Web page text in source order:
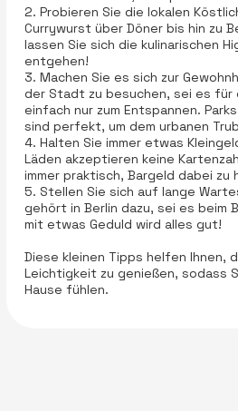
2. Probieren Sie die lokalen
Currywurst über Döner bis hin zu
lassen Sie sich die kulinarischen
entgehen!
3. Machen Sie es sich zur
der Stadt zu besuchen, sei es für
einfach nur zum Entspannen.
sind perfekt, um dem urbanen
4. Halten Sie immer etwas
Läden akzeptieren keine
immer praktisch, Bargeld dabei zu
5. Stellen Sie sich auf lange
gehört in Berlin dazu, sei es beim
mit etwas Geduld wird alles gut!
Diese kleinen Tipps helfen Ihnen,
Leichtigkeit zu genießen, sodass
Hause fühlen.